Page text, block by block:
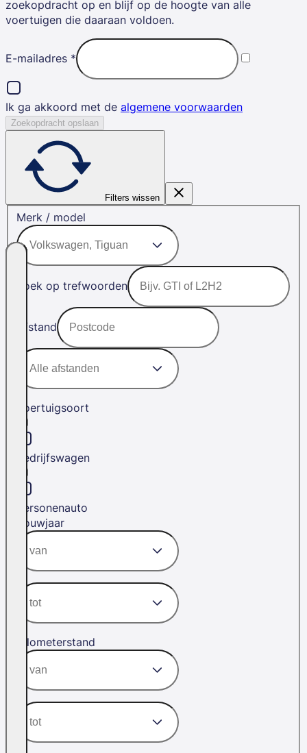
zoekopdracht op en blijf op de hoogte van alle
voertuigen die daaraan voldoen.
E-mailadres *
Ik ga akkoord met de algemene voorwaarden
Zoekopdracht opslaan
Filters wissen
Merk / model
Zoek op trefwoorden
Afstand
Voertuigsoort
Bedrijfswagen
Personenauto
Bouwjaar
Kilometerstand